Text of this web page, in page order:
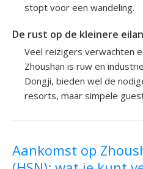
stopt voor een wandeling.
De rust op de kleinere
Veel reizigers verwachten
Zhoushan is ruw en
Dongji, bieden wel de
resorts, maar simpele
Aankomst op